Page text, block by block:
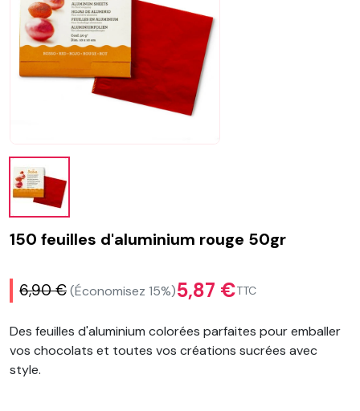
150 feuilles d'aluminium rouge 50gr
6,90 €(Économisez 15%)5,87 €TTC
Des feuilles d'aluminium colorées parfaites pour emballer
vos chocolats et toutes vos créations sucrées avec
style.